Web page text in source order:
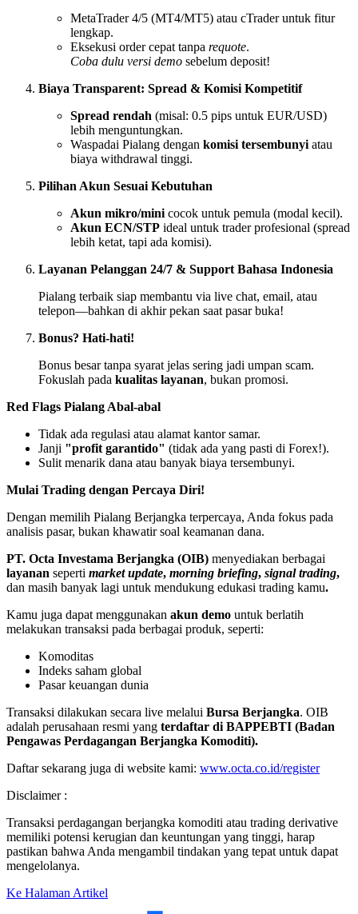
MetaTrader 4/5 (MT4/MT5) atau cTrader untuk fitur
lengkap.
Eksekusi order cepat tanpa requote.
Coba dulu versi demo sebelum deposit!
Biaya Transparent: Spread & Komisi Kompetitif
Spread rendah (misal: 0.5 pips untuk EUR/USD)
lebih menguntungkan.
Waspadai Pialang dengan komisi tersembunyiatau
biaya withdrawal tinggi.
Pilihan Akun Sesuai Kebutuhan
Akun mikro/minicocok untuk pemula (modal kecil).
Akun ECN/STP ideal untuk trader profesional (spread
lebih ketat, tapi ada komisi).
Layanan Pelanggan 24/7 & Support Bahasa Indonesia
Pialang terbaik siap membantu via live chat, email, atau
telepon—bahkan di akhir pekan saat pasar buka!
Bonus? Hati-hati!
Bonus besar tanpa syarat jelas sering jadi umpan scam.
Fokuslah pada kualitas layanan, bukan promosi.
Red Flags Pialang Abal-abal
Tidak ada regulasi atau alamat kantor samar.
Janji "profit garantido" (tidak ada yang pasti di Forex!).
Sulit menarik dana atau banyak biaya tersembunyi.
Mulai Trading dengan Percaya Diri!
Dengan memilih Pialang Berjangka terpercaya, Anda fokus pada
analisis pasar, bukan khawatir soal keamanan dana.
PT. Octa Investama Berjangka (OIB) menyediakan berbagai
layanan seperti market update, morning briefing, signal trading,
dan masih banyak lagi untuk mendukung edukasi trading kamu.
Kamu juga dapat menggunakan akun demo untuk berlatih
melakukan transaksi pada berbagai produk, seperti:
Komoditas
Indeks saham global
Pasar keuangan dunia
Transaksi dilakukan secara live melalui Bursa Berjangka. OIB
adalah perusahaan resmi yang terdaftar di BAPPEBTI (Badan
Pengawas Perdagangan Berjangka Komoditi).
Daftar sekarang juga di website kami: www.octa.co.id/register
Disclaimer :
Transaksi perdagangan berjangka komoditi atau trading derivative
memiliki potensi kerugian dan keuntungan yang tinggi, harap
pastikan bahwa Anda mengambil tindakan yang tepat untuk dapat
mengelolanya.
Ke Halaman Artikel